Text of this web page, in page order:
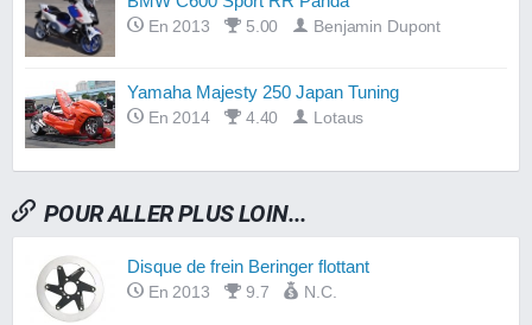
En 2013 5.00 Benjamin Dupont
Yamaha Majesty 250 Japan Tuning
En 2014 4.40 Lotaus
POUR ALLER PLUS LOIN...
Disque de frein Beringer flottant
En 2013 9.7 N.C.